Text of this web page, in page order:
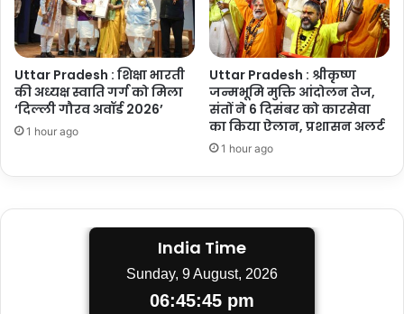
Uttar Pradesh : शिक्षा भारती
की अध्यक्ष स्वाति गर्ग को मिला
‘दिल्ली गौरव अवॉर्ड 2026’
1 hour ago
Uttar Pradesh : श्रीकृष्ण
जन्मभूमि मुक्ति आंदोलन तेज,
संतों ने 6 दिसंबर को कारसेवा
का किया ऐलान, प्रशासन अलर्ट
1 hour ago
India Time
Sunday, 9 August, 2026
06:45:46 pm